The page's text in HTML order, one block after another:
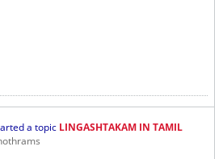
a topic LINGASHTAKAM IN TAMIL